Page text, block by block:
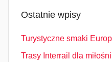
Ostatnie wpisy
Turystyczne smaki
Trasy Interrail dla